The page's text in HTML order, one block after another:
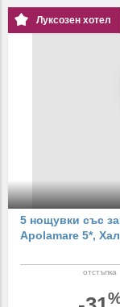
Луксозен хотел
5 нощувки със
Apolamare 5*,
отстъпка